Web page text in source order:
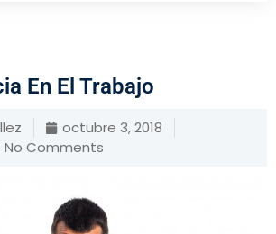
En El Trabajo
octubre 3, 2018
No Comments